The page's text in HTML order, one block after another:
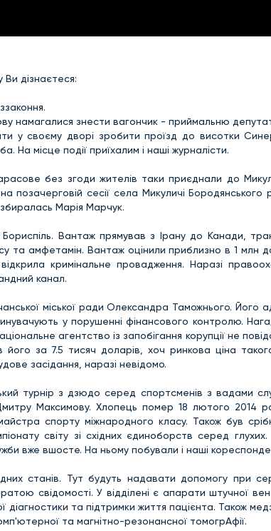
Ви дізнаєтеся:
намагалися знести вагончик - приймальню
у своєму дворі зробити проїзд до висотки
На місце події приїхалим і наші журналісти.
без згоди жителів таки приєднали до
позачерговій сесії села Микуличі Бородянського
Марія Марчук.
Вантаж прямував з Ірану до Канади,
та амфетамін. Вантаж оцінили приблизно в 1 млн
кримінальне провадження. Наразі
канал.
міської ради Олександра Таможнього. Його
у порушенні фінансового контролю.
агентство із запобігання корупції не
за 7.5 тисяч доларів, хоч ринкова ціна
засідання, наразі невідомо.
турнір з дзюдо серед спортсменів з вадами
Максимову. Хлопець помер 18 лютого 2014
спорту міжнародного класу. Також був
світу зі східних єдиноборств серед глухих.
вже вшосте. На ньому побували і наші
станів. Тут будуть надавати допомогу при
свідомості. У відділені є апарати штучної
та підтримки життя пацієнта. Також
та магнітно-резонансної томогрАфії.